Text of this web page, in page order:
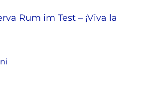
Rum im Test – ¡Viva la